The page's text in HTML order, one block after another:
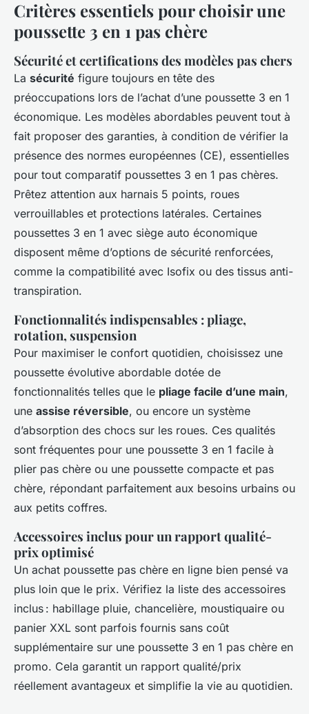
Critères essentiels pour choisir une
poussette 3 en 1 pas chère
Sécurité et certifications des modèles pas chers
La sécurité figure toujours en tête des
préoccupations lors de l’achat d’une poussette 3 en 1
économique. Les modèles abordables peuvent tout à
fait proposer des garanties, à condition de vérifier la
présence des normes européennes (CE), essentielles
pour tout comparatif poussettes 3 en 1 pas chères.
Prêtez attention aux harnais 5 points, roues
verrouillables et protections latérales. Certaines
poussettes 3 en 1 avec siège auto économique
disposent même d’options de sécurité renforcées,
comme la compatibilité avec Isofix ou des tissus anti-
transpiration.
Fonctionnalités indispensables : pliage,
rotation, suspension
Pour maximiser le confort quotidien, choisissez une
poussette évolutive abordable dotée de
fonctionnalités telles que le pliage facile d’une main,
une assise réversible, ou encore un système
d’absorption des chocs sur les roues. Ces qualités
sont fréquentes pour une poussette 3 en 1 facile à
plier pas chère ou une poussette compacte et pas
chère, répondant parfaitement aux besoins urbains ou
aux petits coffres.
Accessoires inclus pour un rapport qualité-
prix optimisé
Un achat poussette pas chère en ligne bien pensé va
plus loin que le prix. Vérifiez la liste des accessoires
inclus : habillage pluie, chancelière, moustiquaire ou
panier XXL sont parfois fournis sans coût
supplémentaire sur une poussette 3 en 1 pas chère en
promo. Cela garantit un rapport qualité/prix
réellement avantageux et simplifie la vie au quotidien.